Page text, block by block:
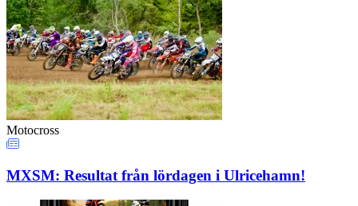
Motocross
MXSM: Resultat från lördagen i Ulricehamn!